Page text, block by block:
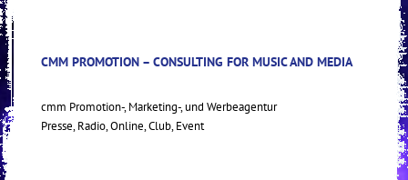
CMM PROMOTION – CONSULTING FOR MUSIC AND MEDIA
cmm Promotion-, Marketing-, und Werbeagentur
Presse, Radio, Online, Club, Event